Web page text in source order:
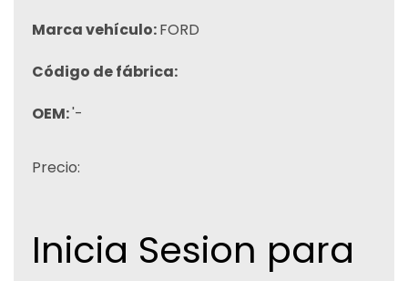
Marca vehículo:FORD
Código de fábrica:
OEM:'-
Precio:
Inicia Sesion para